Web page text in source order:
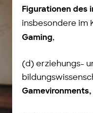
Figurationen des
insbesondere im
Gaming,
(d) erziehungs-
Gamevironments,